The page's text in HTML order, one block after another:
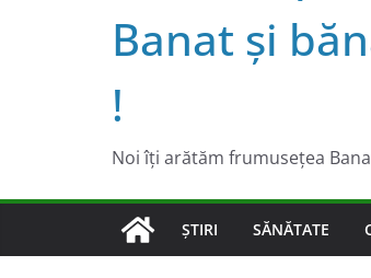
Banat şi
!
Noi îţi arătăm frumuseţea
ȘTIRI SĂNĂTATE